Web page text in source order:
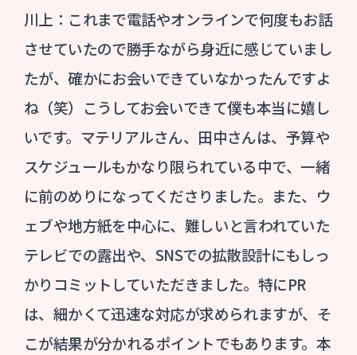
川上：これまで電話やオンラインで何度もお話
させていたので勝手ながら身近に感じていまし
たが、確かにお会いできていなかったんですよ
ね（笑）こうしてお会いできて僕も本当に嬉し
いです。マテリアルさん、田中さんは、予算や
スケジュールもかなり限られている中で、一緒
に前のめりになってくださりました。また、ウ
ェブや地方紙を中心に、難しいと言われていた
テレビでの露出や、SNSでの拡散設計にもしっ
かりコミットしていただきました。特にPR
は、細かくて迅速な対応が求められますが、そ
こが結果が分かれるポイントでもあります。本